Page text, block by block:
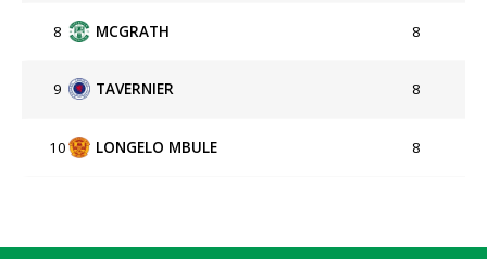
8 MCGRATH 8
9 TAVERNIER 8
10 LONGELO MBULE 8